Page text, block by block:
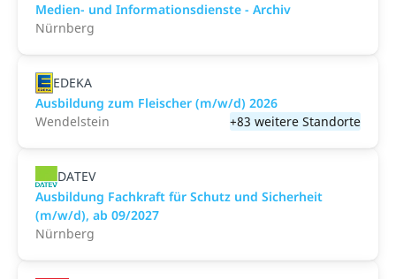
Medien- und Informationsdienste - Archiv
Nürnberg
EDEKA
Ausbildung zum Fleischer (m/w/d) 2026
Wendelstein
+83 weitere Standorte
DATEV
Ausbildung Fachkraft für Schutz und Sicherheit
(m/w/d), ab 09/2027
Nürnberg